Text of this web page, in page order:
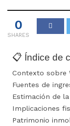
0
SHARES
📋 Índice de
Contexto sobre
Fuentes de
Estimación de
Implicaciones
Patrimonio